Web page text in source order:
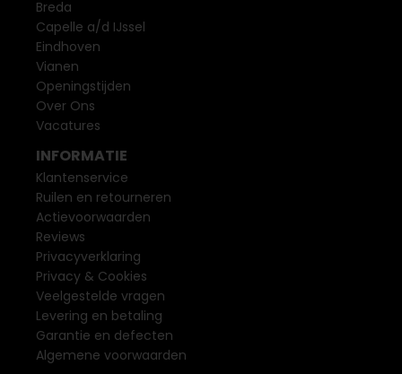
Breda
Capelle a/d IJssel
Eindhoven
Vianen
Openingstijden
Over Ons
Vacatures
INFORMATIE
Klantenservice
Ruilen en retourneren
Actievoorwaarden
Reviews
Privacyverklaring
Privacy & Cookies
Veelgestelde vragen
Levering en betaling
Garantie en defecten
Algemene voorwaarden